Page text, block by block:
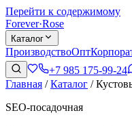
Перейти к содержимому
Forever·Rose
Каталог
ПроизводствоОпт
+7 985 175-99-24
Главная / Каталог /
SEO-посадочная